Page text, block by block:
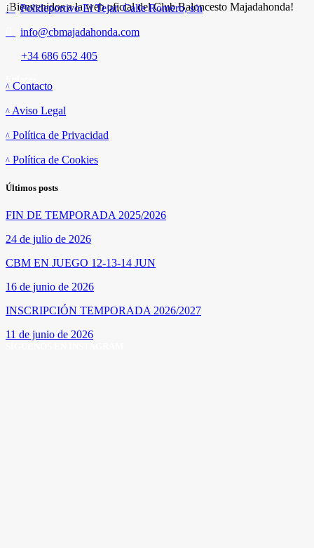
¡Bienvenidos a la web oficial del Club Baloncesto Majadahonda!
Polideportivo El Tejar. Calle Romero, s/n
info@cbmajadahonda.com
+34 686 652 405
Contacto
Aviso Legal
Política de Privacidad
Política de Cookies
Últimos posts
FIN DE TEMPORADA 2025/2026
24 de julio de 2026
CBM EN JUEGO 12-13-14 JUN
16 de junio de 2026
INSCRIPCIÓN TEMPORADA 2026/2027
11 de junio de 2026